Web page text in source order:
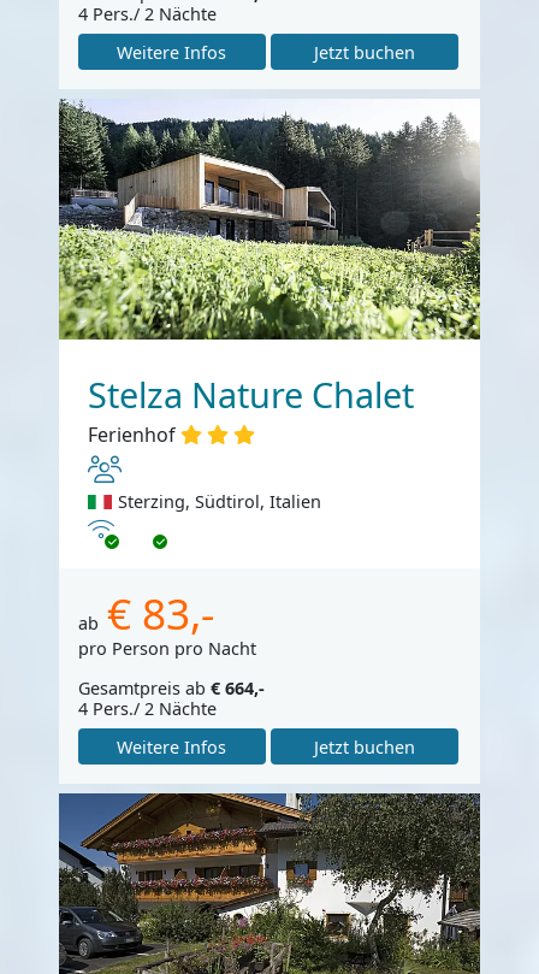
4 Pers./ 2 Nächte
Weitere Infos
Jetzt buchen
Stelza Nature Chalet
Ferienhof
Sterzing, Südtirol, Italien
Internet
ab € 83,-
pro Person pro Nacht
Gesamtpreis ab € 664,-
4 Pers./ 2 Nächte
Weitere Infos
Jetzt buchen